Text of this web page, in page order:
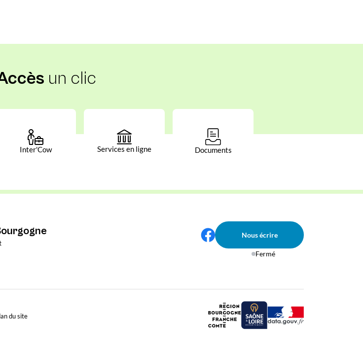
un clic
Inter'Cow Services en ligne Documents
Nous écrire
Fermé
du site